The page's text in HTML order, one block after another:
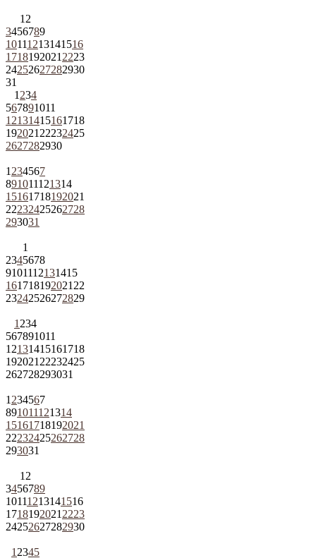
1 2
3456789
10111213141516
1718192021 2223
24252627282930
31
1 234
567891011
12131415161718
192021 22232425
2627282930
1 234567
891011121314
15161718192021
22232425262728
293031
1
2345678
9101112131415
161718192021 22
23242526272829
1 234
567891011
12131415161718
192021 22232425
262728293031
1 234567
891011121314
15161718192021
22232425262728
293031
1 2
3456789
10111213141516
1718192021 2223
24252627282930
1 2345